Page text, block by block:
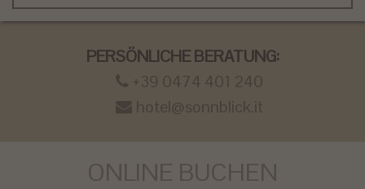
PERSÖNLICHE BERATUNG:
+39 0474 401 240
hotel@sonnblick.it
ONLINE BUCHEN